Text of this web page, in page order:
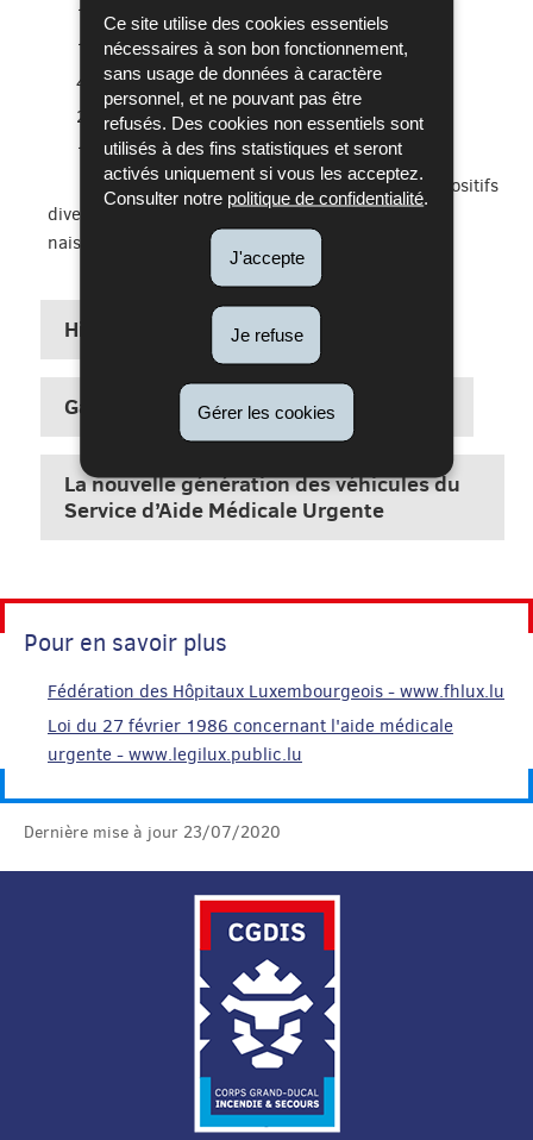
Ce site utilise des cookies essentiels
nécessaires à son bon fonctionnement,
sans usage de données à caractère
personnel, et ne pouvant pas être
refusés. Des cookies non essentiels sont
utilisés à des fins statistiques et seront
activés uniquement si vous les acceptez.
Consulter notre politique de confidentialité.
J'accepte
Je refuse
Gérer les cookies
1 échographe portable
1 vidéo-laryngoscope
4 pousse-seringues électriques
2 trousses de médicaments
1 réfrigérateur pour les médicaments
Plusieurs sacoches avec médicaments et dispositifs
divers (chirurgie, hémorragie massive,
naissance/pédiatrie, drains et cathéters, …)
Historique Fonctionnement
Galerie d'images du charroi et matériel
La nouvelle génération des véhicules du
Service d’Aide Médicale Urgente
Pour en savoir plus
Fédération des Hôpitaux Luxembourgeois - www.fhlux.lu
Loi du 27 février 1986 concernant l'aide médicale
urgente - www.legilux.public.lu
Dernière mise à jour 23/07/2020